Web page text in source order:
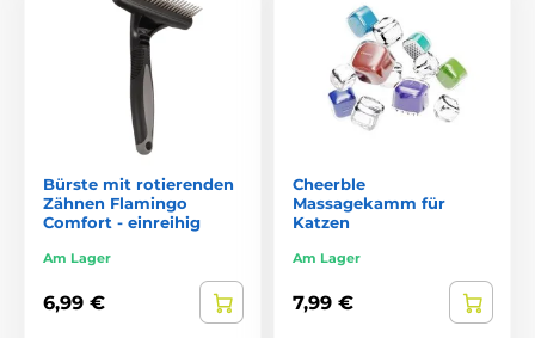
Bürste mit rotierenden
Zähnen Flamingo
Comfort - einreihig
Am Lager
6,99 €
Cheerble
Massagekamm für
Katzen
Am Lager
7,99 €